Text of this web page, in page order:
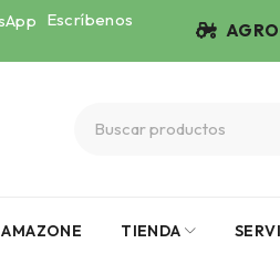
Escríbenos
AMAZONE TIENDA